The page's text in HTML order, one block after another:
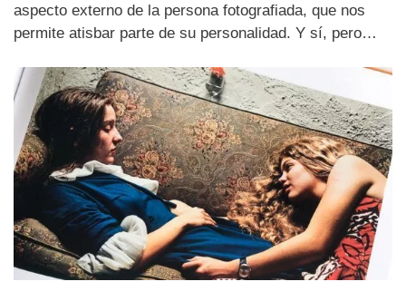
aspecto externo de la persona fotografiada, que nos
permite atisbar parte de su personalidad. Y sí, pero…